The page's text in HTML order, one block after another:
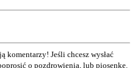
komentarzy! Jeśli chcesz wysłać
o pozdrowienia, lub piosenkę.